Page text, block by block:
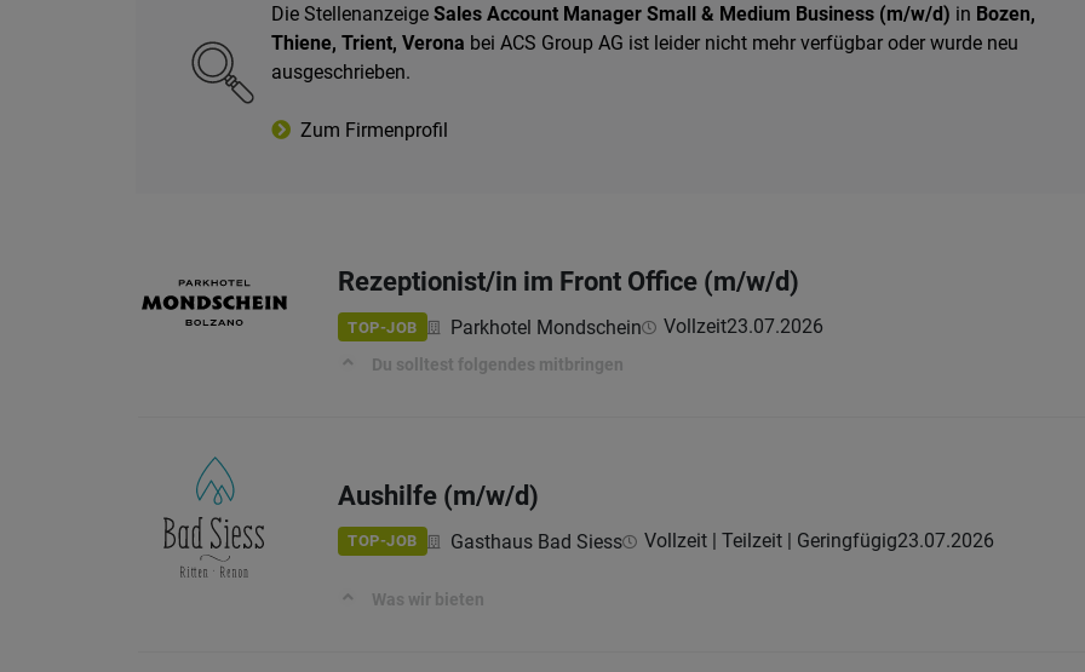
Die Stellenanzeige Sales Account Manager Small & Medium Business (m/w/d) in Bozen,
Thiene, Trient, Verona bei ACS Group AG ist leider nicht mehr verfügbar oder wurde neu
ausgeschrieben.
Zum Firmenprofil
Rezeptionist/in im Front Office (m/w/d)
TOP-JOB Parkhotel Mondschein Vollzeit23.07.2026
Du solltest folgendes mitbringen
Aushilfe (m/w/d)
TOP-JOB Gasthaus Bad Siess Vollzeit | Teilzeit | Geringfügig23.07.2026
Was wir bieten